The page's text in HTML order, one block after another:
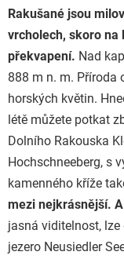
Rakušané jsou
vrcholech, skoro na
překvapení. Nad
888 m n. m. Příroda
horských květin.
létě můžete potkat
Dolního Rakouska
Hochschneeberg, s
kamenného kříže
mezi nejkrásnější.
jasná viditelnost,
jezero Neusiedler